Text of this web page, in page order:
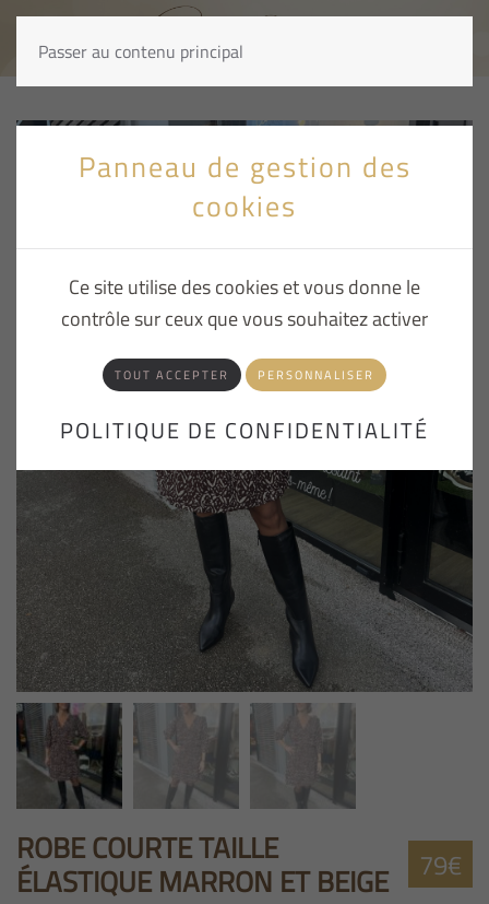
Panneau de gestion des
cookies
Ce site utilise des cookies et vous donne le
contrôle sur ceux que vous souhaitez activer
TOUT ACCEPTER PERSONNALISER
POLITIQUE DE CONFIDENTIALITÉ
Passer au contenu principal
ROBE COURTE TAILLE
ÉLASTIQUE MARRON ET BEIGE 79€